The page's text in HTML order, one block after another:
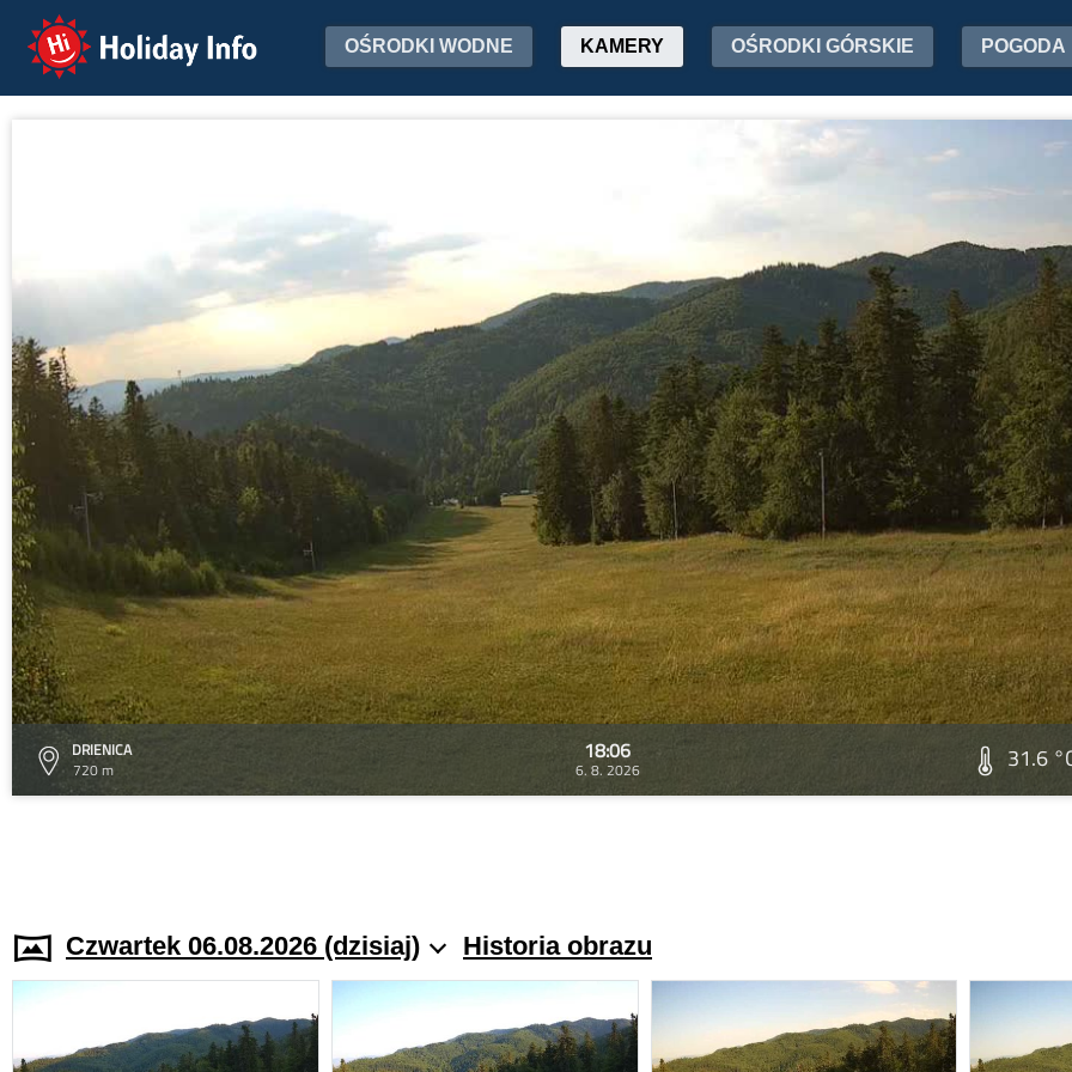
Holiday Info OŚRODKI WODNE KAMERY OŚRODKI GÓRSKIE POGODA
DRIENICA
720 m
18:06
6. 8. 2026 31.6
Czwartek 06.08.2026 (dzisiaj) Historia obrazu